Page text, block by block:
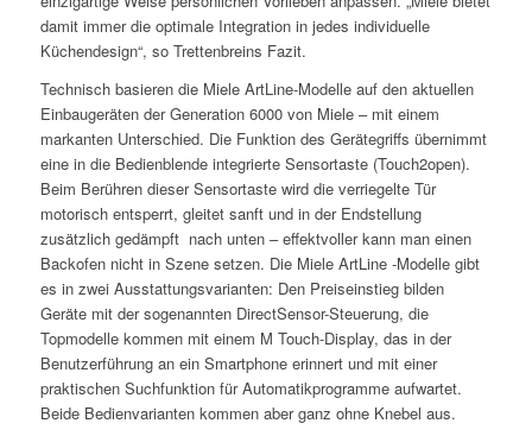
damit immer die optimale Integration in jedes individuelle
Küchendesign“, so Trettenbreins Fazit.
Technisch basieren die Miele ArtLine-Modelle auf den aktuellen
Einbaugeräten der Generation 6000 von Miele – mit einem
markanten Unterschied. Die Funktion des Gerätegriffs übernimmt
eine in die Bedienblende integrierte Sensortaste (Touch2open).
Beim Berühren dieser Sensortaste wird die verriegelte Tür
motorisch entsperrt, gleitet sanft und in der Endstellung
zusätzlich gedämpft nach unten – effektvoller kann man einen
Backofen nicht in Szene setzen. Die Miele ArtLine -Modelle gibt
es in zwei Ausstattungsvarianten: Den Preiseinstieg bilden
Geräte mit der sogenannten DirectSensor-Steuerung, die
Topmodelle kommen mit einem M Touch-Display, das in der
Benutzerführung an ein Smartphone erinnert und mit einer
praktischen Suchfunktion für Automatikprogramme aufwartet.
Beide Bedienvarianten kommen aber ganz ohne Knebel aus.